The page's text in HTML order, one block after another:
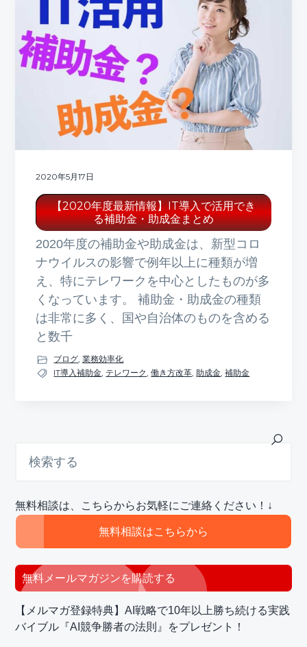
2020年5月17日
【2020年度最新情報】IT導入で活用でき
る補助金・助成金まとめ
2020年度の補助金や助成金は、新型コロ
ナウイルスの影響で例年以上に種類が増
え、特にテレワークを中心としたものが多
くなっています。 補助金・助成金の種類
は非常に多く、国や自治体のものを含める
と数千
ブログ,業務効率化
IT導入補助金, テレワーク,働き方改革,助成金,補助金
初
の
イ
バ
ー
無料相談は、こちらからお気軽にご連絡ください！↓
無料相談はこちらから
無料メールマガジンを購読する
【メルマガ登録特典】AI戦略で10年以上勝ち続ける実践
バイブル『AI競争勝者の法則』をプレゼント！